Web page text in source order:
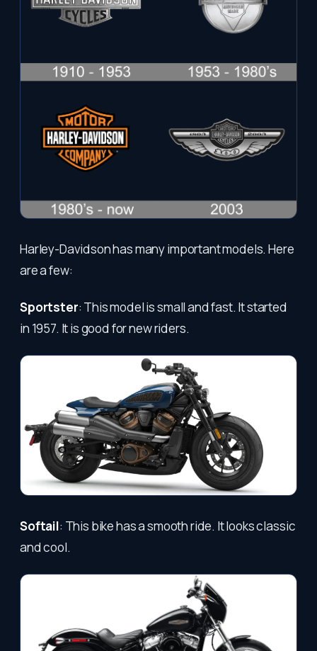
Harley-Davidson has many important models. Here
are a few:
Sportster: This model is small and fast. It started
in 1957. It is good for new riders.
Softail: This bike has a smooth ride. It looks classic
and cool.